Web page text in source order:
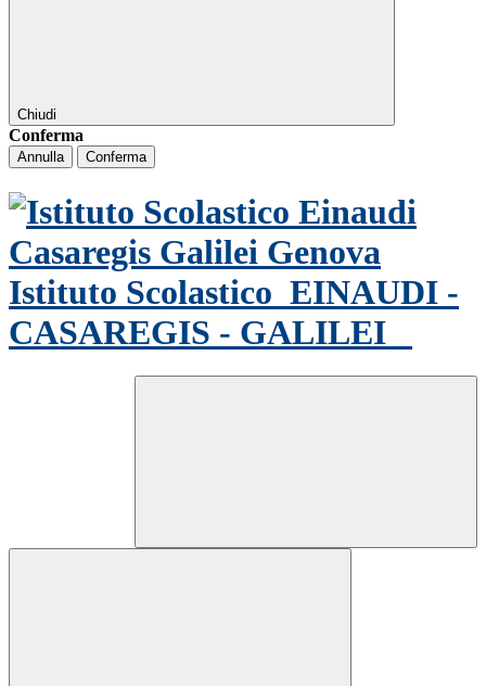
Chiudi
Conferma
Annulla Conferma
Istituto Scolastico EINAUDI -
CASAREGIS - GALILEI